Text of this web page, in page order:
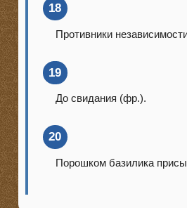
18
Противники
19
До свидания (фр.).
20
Порошком базилика